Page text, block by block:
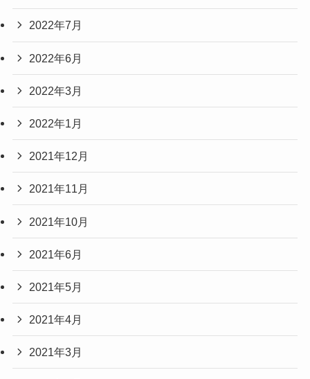
2022年7月
2022年6月
2022年3月
2022年1月
2021年12月
2021年11月
2021年10月
2021年6月
2021年5月
2021年4月
2021年3月